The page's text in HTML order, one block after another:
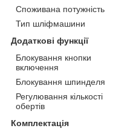
Споживана потужність
Тип шліфмашини
Додаткові функції
Блокування кнопки
включення
Блокування шпинделя
Регулювання кількості
обертів
Комплектація